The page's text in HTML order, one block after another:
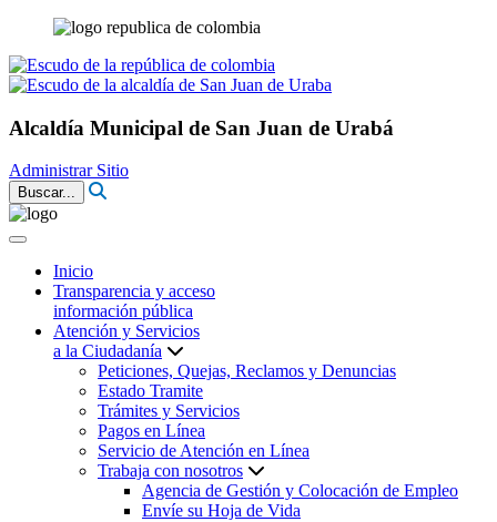
Alcaldía Municipal de San Juan de Urabá
Administrar Sitio
Buscar...
Inicio
Transparencia y acceso
información pública
Atención y Servicios
a la Ciudadanía
Peticiones, Quejas, Reclamos y Denuncias
Estado Tramite
Trámites y Servicios
Pagos en Línea
Servicio de Atención en Línea
Trabaja con nosotros
Agencia de Gestión y Colocación de Empleo
Envíe su Hoja de Vida